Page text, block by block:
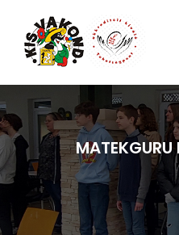
MATEKGURU